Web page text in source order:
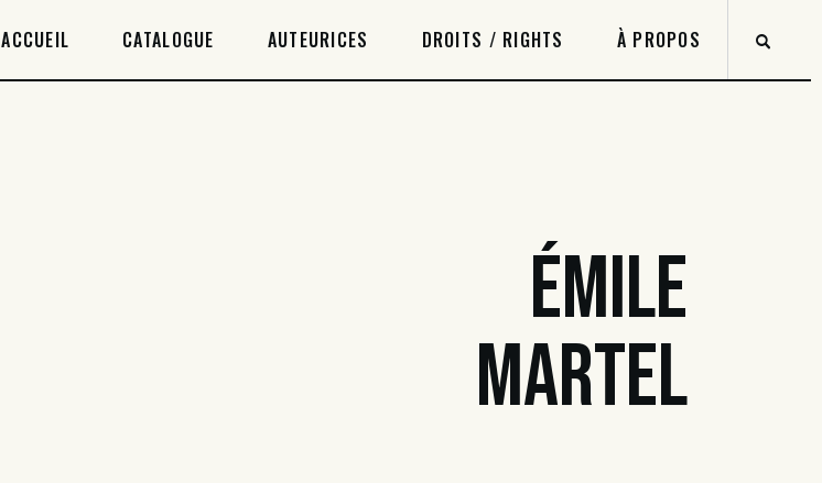
ACCUEIL CATALOGUE AUTEURICES DROITS / RIGHTS À PROPOS
ÉMILE
MARTEL